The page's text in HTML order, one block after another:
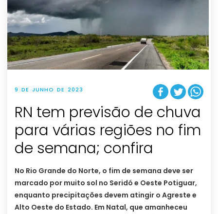
9 DE JUNHO DE 2023
RN tem previsão de chuva
para várias regiões no fim
de semana; confira
No Rio Grande do Norte, o fim de semana deve ser
marcado por muito sol no Seridó e Oeste Potiguar,
enquanto precipitações devem atingir o Agreste e
Alto Oeste do Estado. Em Natal, que amanheceu